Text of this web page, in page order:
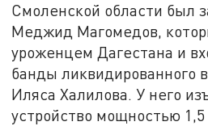
Смоленской области был
Меджид Магомедов,
уроженцем Дагестана и
банды ликвидированного
Иляса Халилова. У него
устройство мощностью